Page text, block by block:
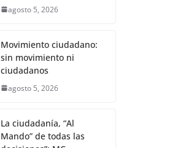
agosto 5, 2026
Movimiento ciudadano:
sin movimiento ni
ciudadanos
agosto 5, 2026
La ciudadanía, “Al
Mando” de todas las